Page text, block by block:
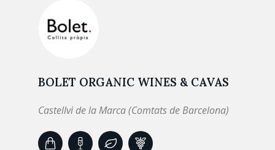
BOLET ORGANIC WINES & CAVAS
Castellvi de la Marca (Comtats de Barcelona)